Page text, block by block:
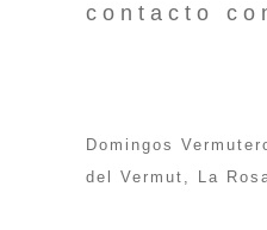
contacto
Domingos
del Vermut
La